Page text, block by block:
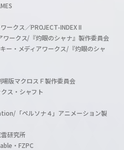
ークス／PROJECT-INDEX II
ークス/『灼眼のシャナ』製作委員会
ー・メディアワークス/『灼眼のシャ
版マクロスＦ製作委員会
ス・シャフト
「ペルソナ４」アニメーション製
研究所
・FZPC